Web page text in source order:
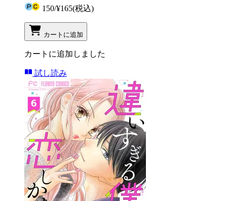
150/¥165(税込)
カートに追加
カートに追加しました
試し読み